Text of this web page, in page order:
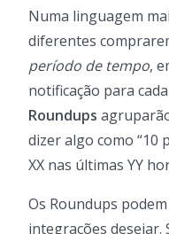
Numa linguagem
diferentes
período de tempo,
notificação para
Roundups
dizer algo como “10
XX nas últimas YY
Os Roundups
integrações desejar.